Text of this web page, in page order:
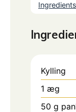
Ingredients
Kylling
1 æg
50 g